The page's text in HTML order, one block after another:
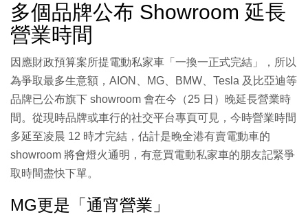
多個品牌公布 Showroom 延長
營業時間
因應財政預算案所提電動私家車「一換一正式完結」，所以
為爭取最多生意額，AION、MG、BMW、Tesla 及比亞迪等
品牌已公布旗下 showroom 會在今（25 日）晚延長營業時
間。從現時品牌或車行的社交平台專頁可見，今時營業時間
多延至凌晨 12 時才完結，估計是晚全港有賣電動車的
showroom 將會燈火通明，有意買電動私家車的朋友記緊爭
取時間盡快下單。
MG更是「通宵營業」